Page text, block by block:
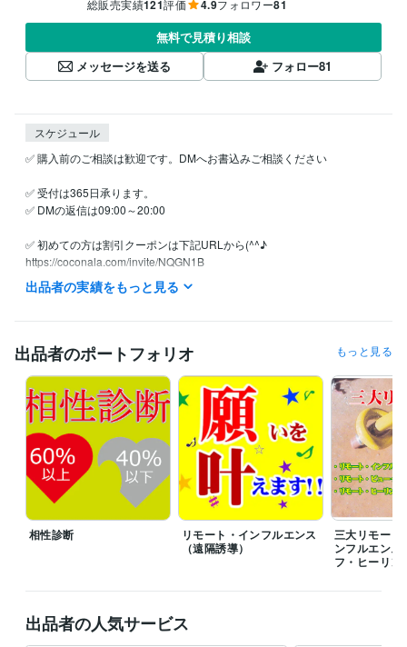
総販売実績121評価 4.9フォロワー81
無料で見積り相談
メッセージを送る
フォロー81
スケジュール
✅ 購入前のご相談は歓迎です。DMへお書込みご相談ください
✅ 受付は365日承ります。
✅ DMの返信は09:00～20:00
✅ 初めての方は割引クーポンは下記URLから(^^♪
https://coconala.com/invite/NQGN1B
ご注文には順番にお返事差し上げております。
✅ 高評価はすごくすごく嬉しく大喜びします(^^♪
経験職種
コンサルタント / 組織・人事コンサルタント 経験年数 : 7年
得意分野
占い 算命学・統計学・ユング心理学Loop理論
算命学 復縁 鬱 弱メンタル 占い 恋愛 相性 ふくえん
悩み相談・カウンセリング リモート・インフルエンス（遠隔誘導）
パラレルワールド 引寄せ リモート・インフルエ 遠隔誘導
復縁
ふくえん
婚活
出品者の実績をもっと見る
出品者のポートフォリオ もっと見る
相性診断
リモート・インフルエンス
（遠隔誘導）
三大リモート
ンフルエンス
フ・ヒーリン
出品者の人気サービス